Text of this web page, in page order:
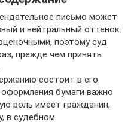
письмо может
и нейтральный оттенок.
поэтому суд
прежде чем принять
состоит в его
бумаги важно
роль имеет гражданин,
в судебном